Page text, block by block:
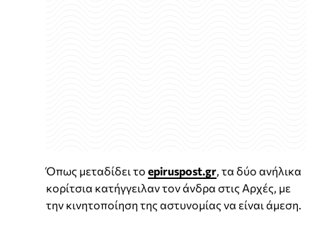
Όπως μεταδίδει το epiruspost.gr , τα δύο ανήλικα
κορίτσια κατήγγειλαν τον άνδρα στις Αρχές, με
την κινητοποίηση της αστυνομίας να είναι άμεση.